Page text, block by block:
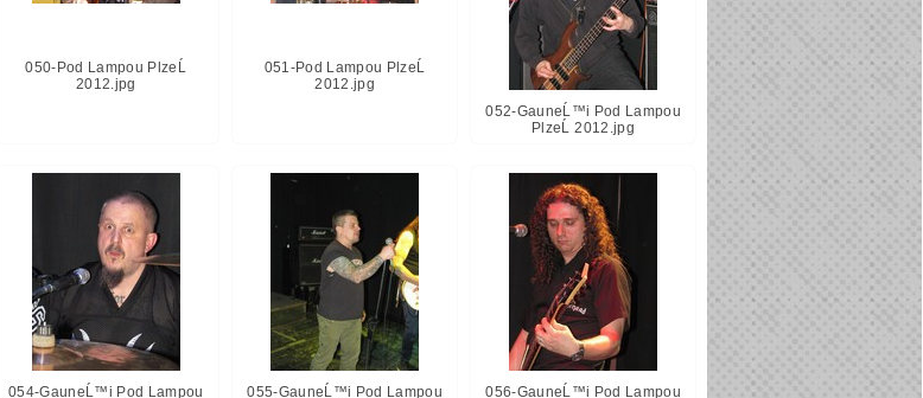
050-Pod Lampou PlzeĹ
2012.jpg
051-Pod Lampou PlzeĹ
2012.jpg
052-GauneĹ™i Pod Lampou
PlzeĹ 2012.jpg
054-GauneĹ™i Pod Lampou 055-GauneĹ™i Pod Lampou 056-GauneĹ™i Pod Lampou